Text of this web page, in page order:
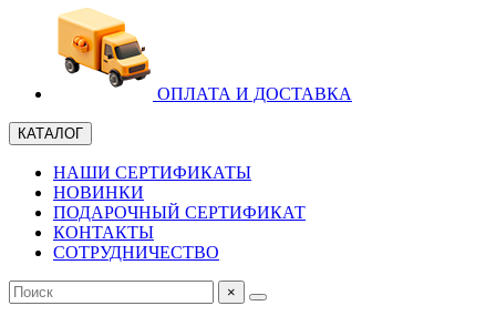
ОПЛАТА И ДОСТАВКА
КАТАЛОГ
НАШИ СЕРТИФИКАТЫ
НОВИНКИ
ПОДАРОЧНЫЙ СЕРТИФИКАТ
КОНТАКТЫ
СОТРУДНИЧЕСТВО
×